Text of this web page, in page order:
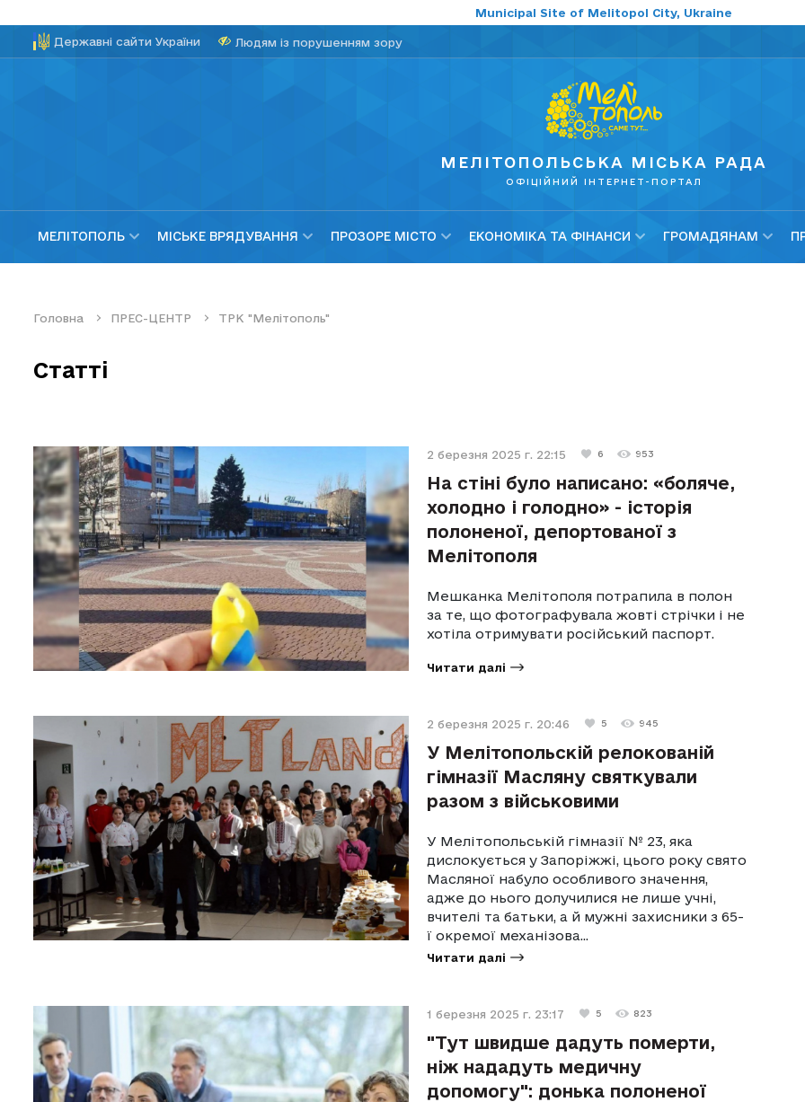
Municipal Site of Melitopol City, Ukraine
Державні сайти України Людям із порушенням зору
МЕЛІТОПОЛЬСЬКА МІСЬКА РАДА
ОФІЦІЙНИЙ ІНТЕРНЕТ-ПОРТАЛ
МЕЛІТОПОЛЬ МІСЬКЕ ВРЯДУВАННЯ ПРОЗОРЕ МІСТО ЕКОНОМІКА ТА ФІНАНСИ ГРОМАДЯНАМ
Головна ПРЕС-ЦЕНТР ТРК "Мелітополь"
Статті
2 березня 2025 г. 22:15 6 953
На стіні було написано: «боляче,
холодно і голодно» - історія
полоненої, депортованої з
Мелітополя
Мешканка Мелітополя потрапила в полон
за те, що фотографувала жовті стрічки і не
хотіла отримувати російський паспорт.
Читати далі
2 березня 2025 г. 20:46 5 945
У Мелітопольскій релокованій
гімназії Масляну святкували
разом з військовими
У Мелітопольській гімназії № 23, яка
дислокується у Запоріжжі, цього року свято
Масляної набуло особливого значення,
адже до нього долучилися не лише учні,
вчителі та батьки, а й мужні захисники з 65-
ї окремої механізова...
Читати далі
1 березня 2025 г. 23:17 5 823
"Тут швидше дадуть померти,
ніж нададуть медичну
допомогу": донька полоненої